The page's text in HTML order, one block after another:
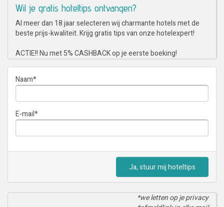
Wil je gratis hoteltips ontvangen?
Al meer dan 18 jaar selecteren wij charmante hotels met de
beste prijs-kwaliteit. Krijg gratis tips van onze hotelexpert!
ACTIE!! Nu met 5% CASHBACK op je eerste boeking!
Naam*
E-mail*
Ja, stuur mij hoteltips
*we letten op je privacy